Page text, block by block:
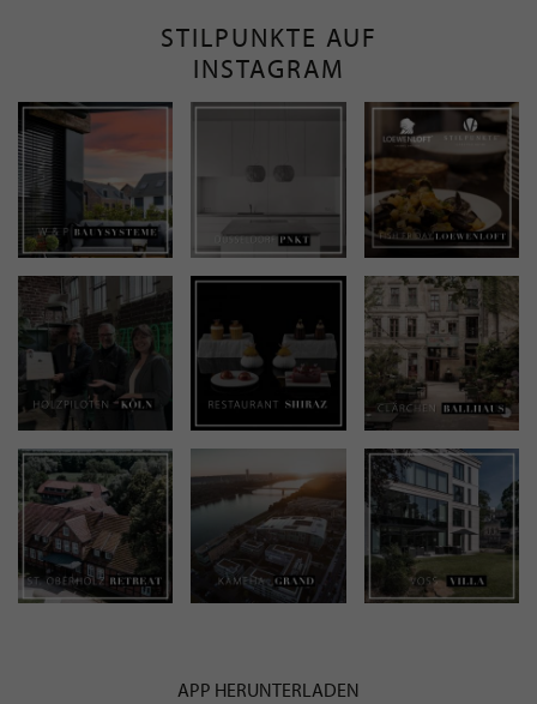
STILPUNKTE AUF
INSTAGRAM
APP HERUNTERLADEN